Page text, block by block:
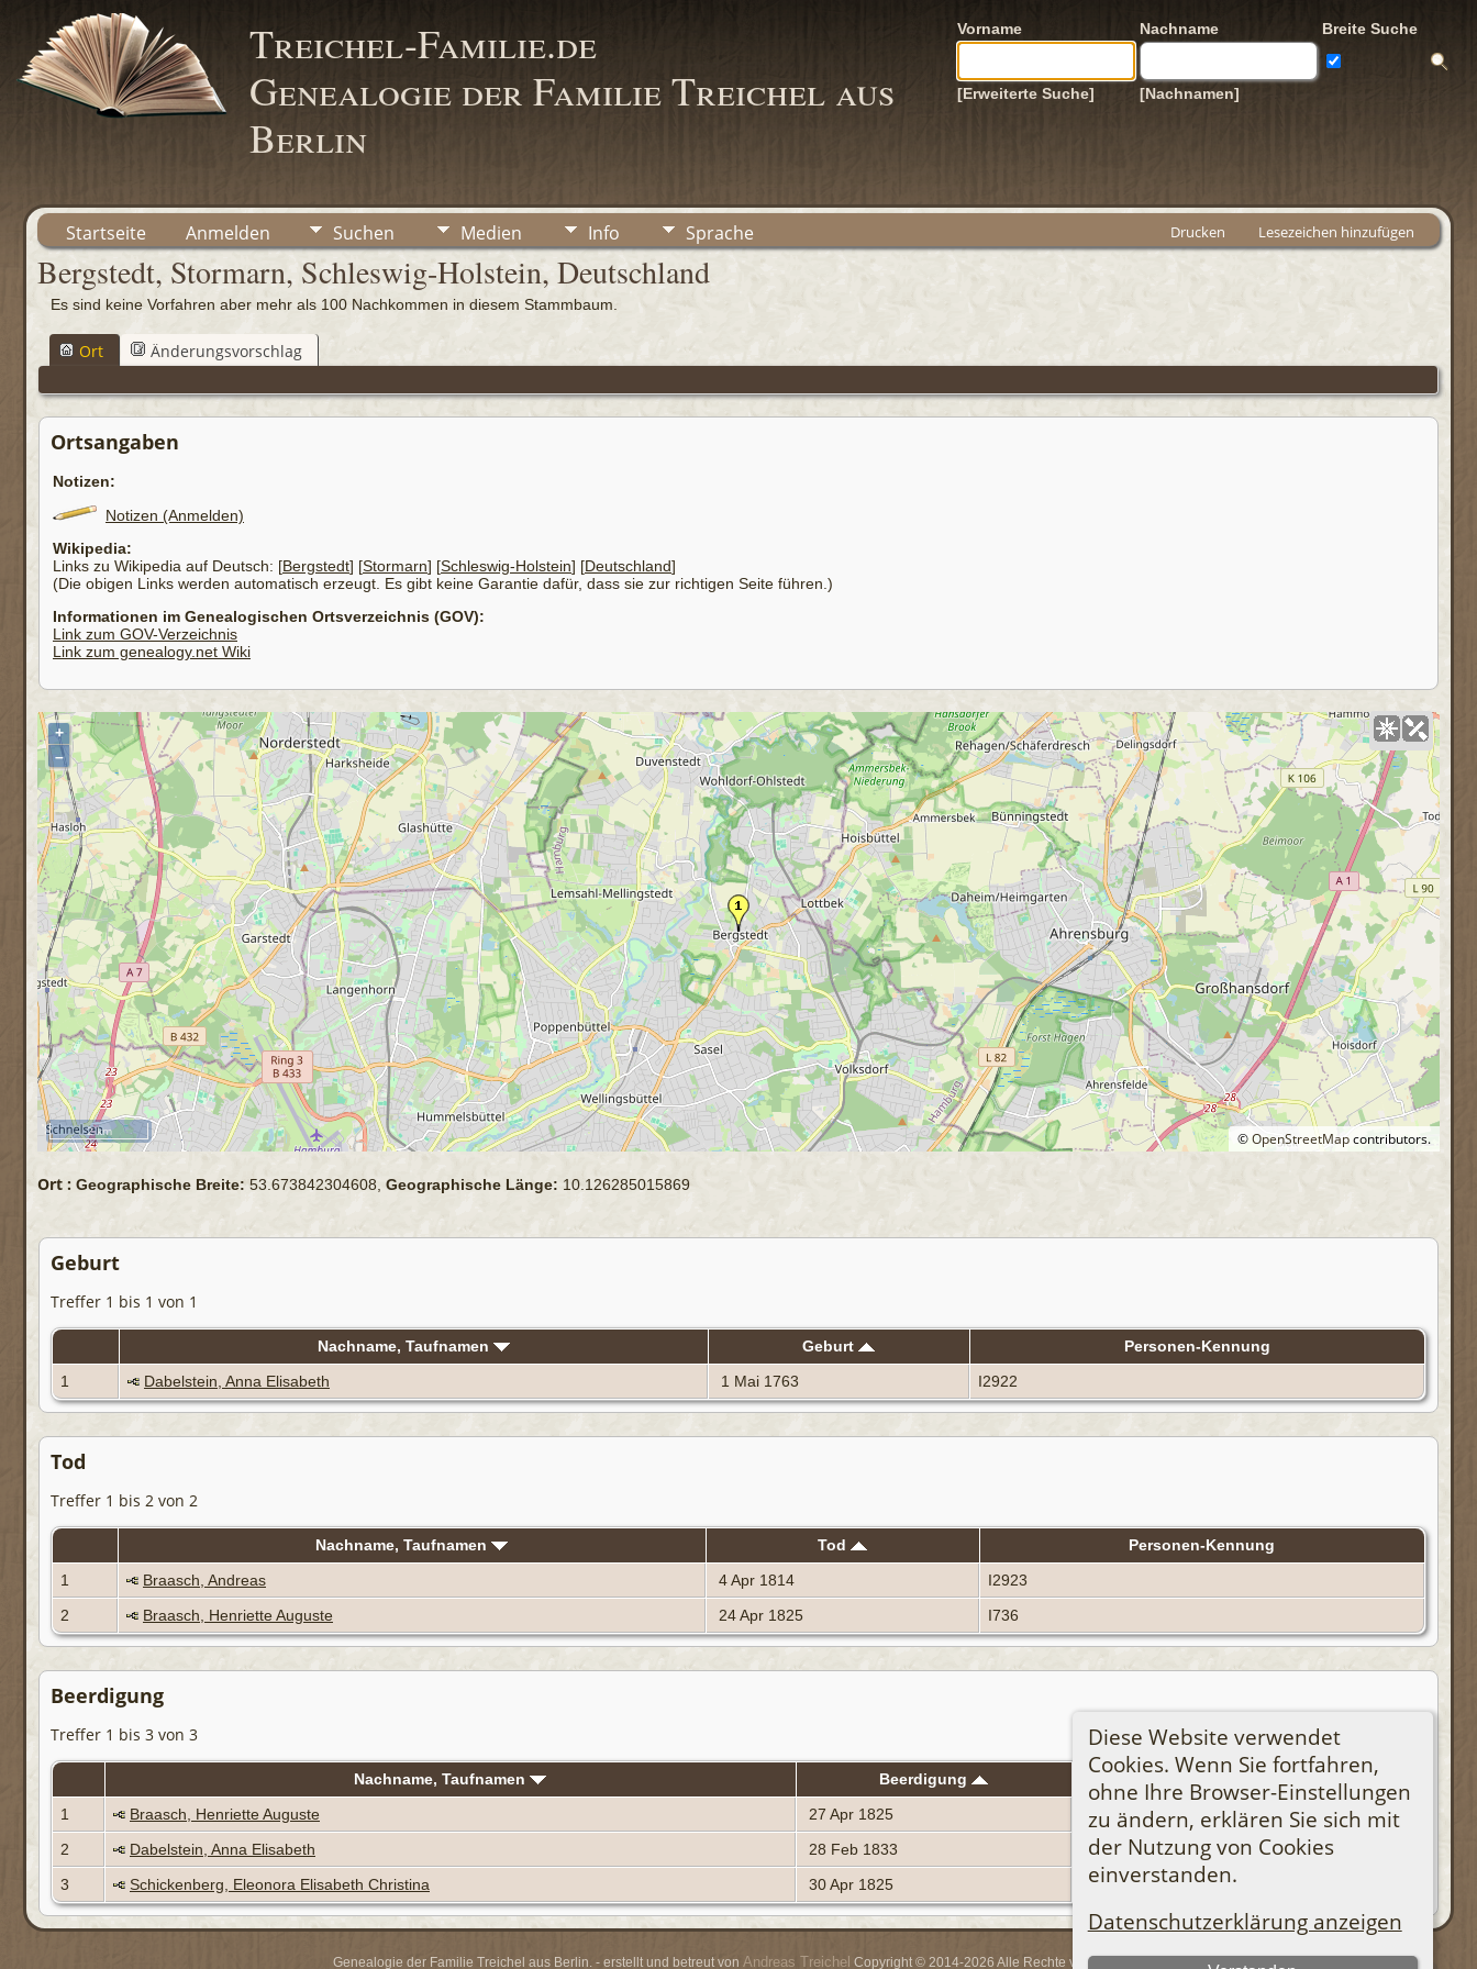
Treichel-Familie.de
Genealogie der Familie Treichel aus
Berlin
Vorname Nachname Breite Suche
[Erweiterte Suche] [Nachnamen]
Startseite Anmelden Suchen Medien Info Sprache Drucken Lesezeichen hinzufügen
Diese Website verwendet
Cookies. Wenn Sie fortfahren,
ohne Ihre Browser-Einstellungen
zu ändern, erklären Sie sich mit
der Nutzung von Cookies
einverstanden.
Datenschutzerklärung anzeigen
Bergstedt, Stormarn, Schleswig-Holstein, Deutschland
Es sind keine Vorfahren aber mehr als 100 Nachkommen in diesem Stammbaum.
Ort Änderungsvorschlag
Ortsangaben
Notizen:
Notizen (Anmelden)
Wikipedia:
Links zu Wikipedia auf Deutsch: [Bergstedt] [Stormarn] [Schleswig-Holstein] [Deutschland]
(Die obigen Links werden automatisch erzeugt. Es gibt keine Garantie dafür, dass sie zur richtigen Seite führen.)
Informationen im Genealogischen Ortsverzeichnis (GOV):
Link zum GOV-Verzeichnis
Link zum genealogy.net Wiki
+
–
©OpenStreetMapcontributors.
2 km
Ort : Geographische Breite: 53.673842304608, Geographische Länge: 10.126285015869
Geburt
Treffer 1 bis 1 von 1
Nachname, Taufnamen Geburt
Personen-Kennung
1
Dabelstein, Anna Elisabeth 1 Mai 1763 I2922
Tod
Treffer 1 bis 2 von 2
Nachname, Taufnamen Tod
Personen-Kennung
1
Braasch, Andreas 4 Apr 1814
I2923
2
Braasch, Henriette Auguste 24 Apr 1825 I736
Beerdigung
Treffer 1 bis 3 von 3
Nachname, Taufnamen Beerdigung
1
Braasch, Henriette Auguste 27 Apr 1825
I736
2
Dabelstein, Anna Elisabeth 28 Feb 1833
I2922
3
Schickenberg, Eleonora Elisabeth Christina 30 Apr 1825 I2924
Genealogie der Familie Treichel aus Berlin. - erstellt und betreut von Andreas Treichel Copyright © 2014-2026 Alle Rechte vorbehalten.